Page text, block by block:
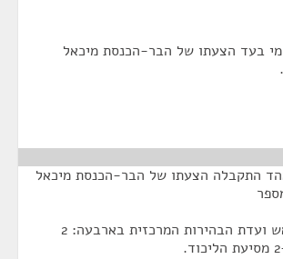
מי בעד הצעתו של הבר-הכנסת מיכאל
התקבלה הצעתו של הבר-הכנסת מיכאל
הסגנים ליושב-ראש ועדת הבהירות המרכזית בארבעה: 2